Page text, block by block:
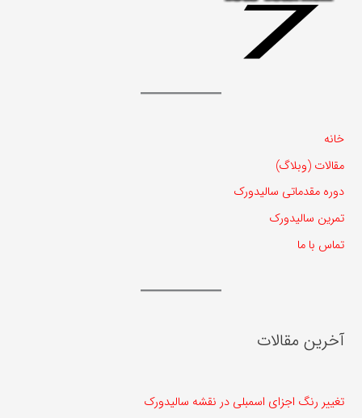
خانه
مقالات (وبلاگ)
دوره مقدماتی سالیدورک
تمرین سالیدورک
تماس با ما
آخرین مقالات
تغییر رنگ اجزای اسمبلی در نقشه سالیدورک